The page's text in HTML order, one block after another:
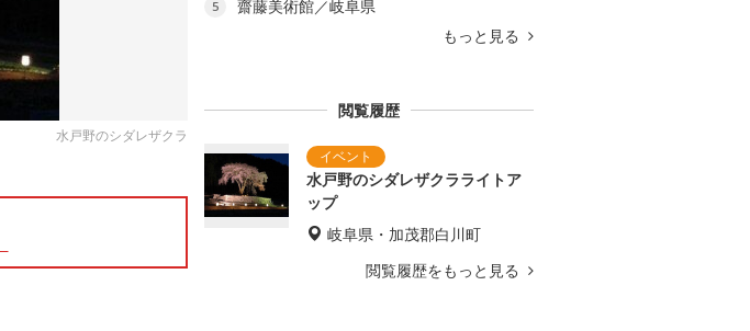
水戸野のシダレザクラ
5
齋藤美術館／岐阜県
もっと見る
閲覧履歴
水戸野のシダレザクラライトア
ップ
岐阜県・加茂郡白川町
閲覧履歴をもっと見る